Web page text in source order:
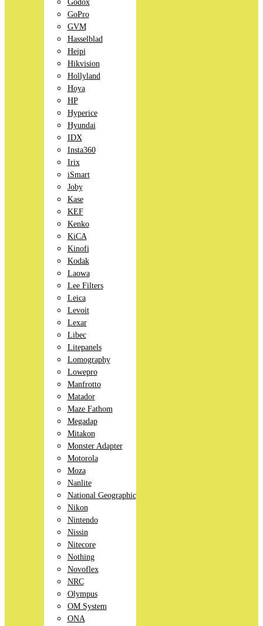
Godox
GoPro
GVM
Hasselblad
Heipi
Hikvision
Hollyland
Hoya
HP
Hyperice
Hyundai
IDX
Insta360
Irix
iSmart
Joby
Kase
KEF
Kenko
KiCA
Kinofi
Kodak
Laowa
Lee Filters
Leica
Levoit
Lexar
Libec
Litepanels
Lomography
Lowepro
Manfrotto
Matador
Maze Fathom
Megadap
Mitakon
Monster Adapter
Motorola
Moza
Nanlite
National Geographic
Nikon
Nintendo
Nissin
Nitecore
Nothing
Novoflex
NRC
Olympus
OM System
ONA